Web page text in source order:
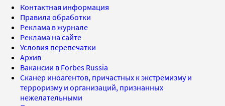
Контактная информация
Правила обработки
Реклама в журнале
Реклама на сайте
Условия перепечатки
Архив
Вакансии в Forbes Russia
Сканер иноагентов, причастных к экстремизму и
терроризму и организаций, признанных
нежелательными